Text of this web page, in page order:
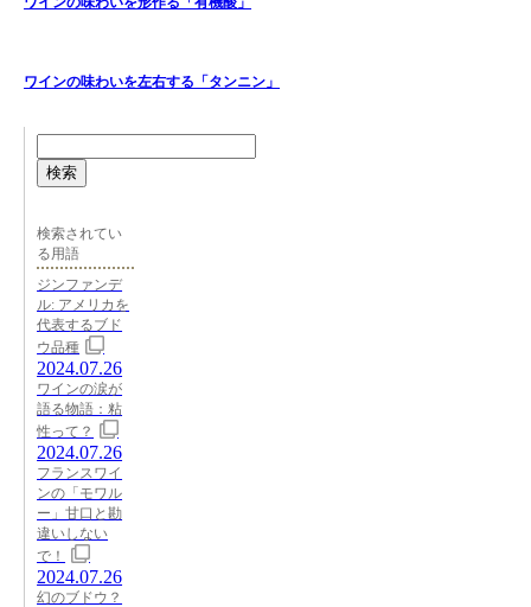
ワインの味わいを左右する「タンニン」
検索
検索されてい
る用語
ジンファンデ
ル: アメリカを
代表するブド
ウ品種
2024.07.26
ワインの涙が
語る物語：粘
性って？
2024.07.26
フランスワイ
ンの「モワル
ー」甘口と勘
違いしない
で！
2024.07.26
幻のブドウ？